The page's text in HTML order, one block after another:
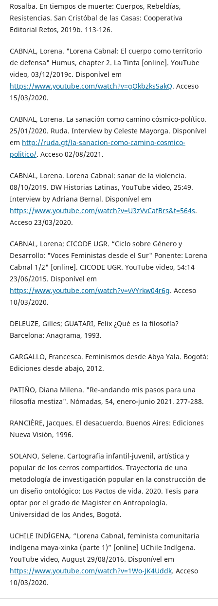
Rosalba. En tiempos de muerte: Cuerpos, Rebeldías,
Resistencias. San Cristóbal de las Casas: Cooperativa
Editorial Retos, 2019b. 113-126.
CABNAL, Lorena. "Lorena Cabnal: El cuerpo como territorio
de defensa" Humus, chapter 2. La Tinta [online]. YouTube
video, 03/12/2019c. Disponível em
https://www.youtube.com/watch?v=gOkbzksSakQ. Acceso
15/03/2020.
CABNAL, Lorena. La sanación como camino cósmico-político.
25/01/2020. Ruda. Interview by Celeste Mayorga. Disponível
em http://ruda.gt/la-sanacion-como-camino-cosmico-
politico/. Acceso 02/08/2021.
CABNAL, Lorena. Lorena Cabnal: sanar de la violencia.
08/10/2019. DW Historias Latinas, YouTube video, 25:49.
Interview by Adriana Bernal. Disponível em
https://www.youtube.com/watch?v=U3zVvCafBrs&t=564s.
Acceso 23/03/2020.
CABNAL, Lorena; CICODE UGR. “Ciclo sobre Género y
Desarrollo: "Voces Feministas desde el Sur" Ponente: Lorena
Cabnal 1/2" [online]. CICODE UGR. YouTube video, 54:14
23/06/2015. Disponível em
https://www.youtube.com/watch?v=vVYrkw04r6g. Acceso
10/03/2020.
DELEUZE, Gilles; GUATARI, Felix ¿Qué es la filosofía?
Barcelona: Anagrama, 1993.
GARGALLO, Francesca. Feminismos desde Abya Yala. Bogotá:
Ediciones desde abajo, 2012.
PATIÑO, Diana Milena. "Re-andando mis pasos para una
filosofía mestiza". Nómadas, 54, enero-junio 2021. 277-288.
RANCIÈRE, Jacques. El desacuerdo. Buenos Aires: Ediciones
Nueva Visión, 1996.
SOLANO, Selene. Cartografia infantil-juvenil, artística y
popular de los cerros compartidos. Trayectoria de una
metodología de investigación popular en la construcción de
un diseño ontológico: Los Pactos de vida. 2020. Tesis para
optar por el grado de Magister en Antropología.
Universidad de los Andes, Bogotá.
UCHILE INDÍGENA, “Lorena Cabnal, feminista comunitaria
indígena maya-xinka (parte 1)” [online] UChile Indígena.
YouTube video, August 29/08/2016. Disponível em
https://www.youtube.com/watch?v=1Wo-JK4Uddk. Acceso
10/03/2020.